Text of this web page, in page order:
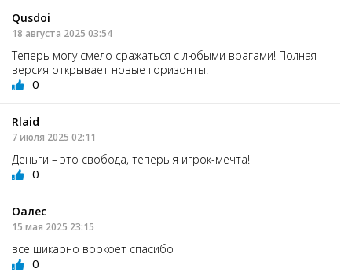
Qusdoi
18 августа 2025 03:54
Теперь могу смело сражаться с любыми врагами! Полная
версия открывает новые горизонты!
0
Rlaid
7 июля 2025 02:11
Деньги – это свобода, теперь я игрок-мечта!
0
Оалес
15 мая 2025 23:15
все шикарно воркоет спасибо
0